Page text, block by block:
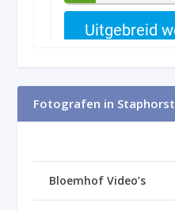
Fotografen in Staphorst
Bloemhof Video’s